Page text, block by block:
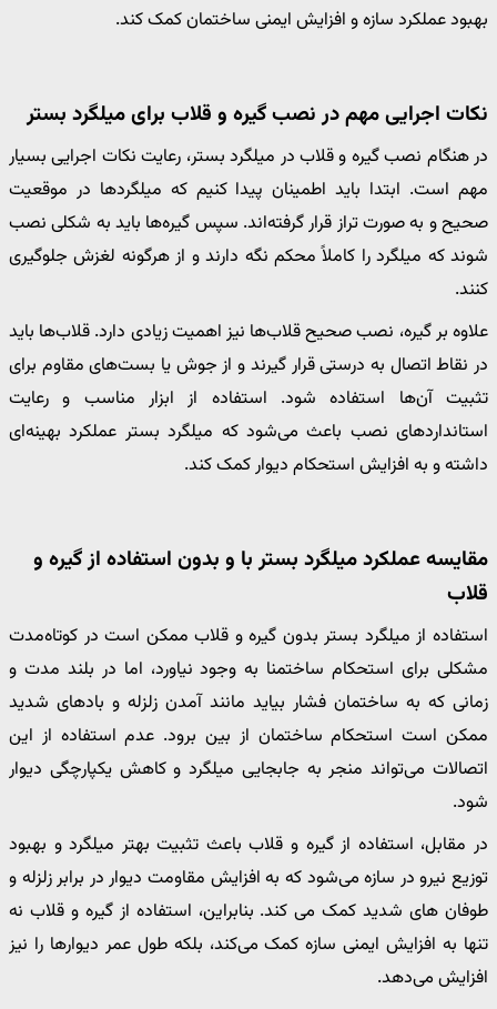
بهبود عملکرد سازه و افزایش ایمنی ساختمان کمک کند.
نکات اجرایی مهم در نصب گیره و قلاب برای میلگرد بستر
در هنگام نصب گیره و قلاب در میلگرد بستر، رعایت نکات اجرایی بسیار
مهم است. ابتدا باید اطمینان پیدا کنیم که میلگردها در موقعیت
صحیح و به صورت تراز قرار گرفته‌اند. سپس گیره‌ها باید به شکلی نصب
شوند که میلگرد را کاملاً محکم نگه دارند و از هرگونه لغزش جلوگیری
کنند.
علاوه بر گیره، نصب صحیح قلاب‌ها نیز اهمیت زیادی دارد. قلاب‌ها باید
در نقاط اتصال به درستی قرار گیرند و از جوش یا بست‌های مقاوم برای
تثبیت آن‌ها استفاده شود. استفاده از ابزار مناسب و رعایت
استانداردهای نصب باعث می‌شود که میلگرد بستر عملکرد بهینه‌ای
داشته و به افزایش استحکام دیوار کمک کند.
مقایسه عملکرد میلگرد بستر با و بدون استفاده از گیره و
قلاب
استفاده از میلگرد بستر بدون گیره و قلاب ممکن است در کوتاه‌مدت
مشکلی برای استحکام ساختمنا به وجود نیاورد، اما در بلند مدت و
زمانی که به ساختمان فشار بیاید مانند آمدن زلزله و بادهای شدید
ممکن است استحکام ساختمان از بین برود. عدم استفاده از این
اتصالات می‌تواند منجر به جابجایی میلگرد و کاهش یکپارچگی دیوار
شود.
در مقابل، استفاده از گیره و قلاب باعث تثبیت بهتر میلگرد و بهبود
توزیع نیرو در سازه می‌شود که به افزایش مقاومت دیوار در برابر زلزله و
طوفان های شدید کمک می کند. بنابراین، استفاده از گیره و قلاب نه
تنها به افزایش ایمنی سازه کمک می‌کند، بلکه طول عمر دیوارها را نیز
افزایش می‌دهد.